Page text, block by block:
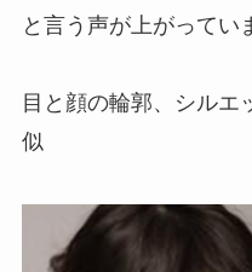
と言う声が上がってい
目と顔の輪郭、シルエ
似